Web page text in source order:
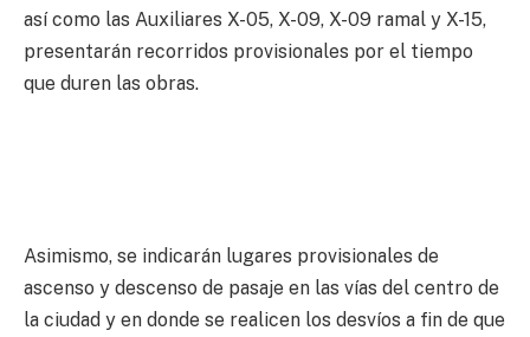
así como las Auxiliares X-05, X-09, X-09 ramal y X-15,
presentarán recorridos provisionales por el tiempo
que duren las obras.
Asimismo, se indicarán lugares provisionales de
ascenso y descenso de pasaje en las vías del centro de
la ciudad y en donde se realicen los desvíos a fin de que